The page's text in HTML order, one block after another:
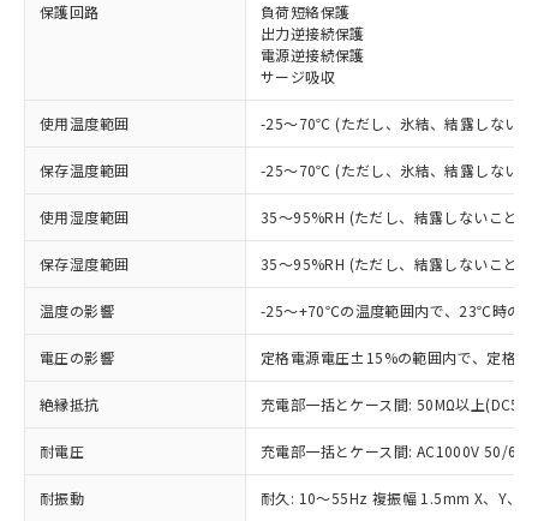
保護回路
負荷短絡保護
出力逆接続保護
電源逆接続保護
サージ吸収
使用温度範囲 -25～70℃ (ただし、氷結、結露しないこ
保存温度範囲 -25～70℃ (ただし、氷結、結露しないこ
使用湿度範囲 35～95%RH (ただし、結露しないこと)
保存湿度範囲 35～95%RH (ただし、結露しないこと)
温度の影響 -25～+70℃の温度範囲内で、23℃時の
電圧の影響 定格電源電圧±15%の範囲内で、定格
絶縁抵抗 充電部一括とケース間: 50MΩ以上
耐電圧 充電部一括とケース間: AC1000V 50/
耐振動 耐久: 10～55Hz 複振幅 1.5mm X、Y、Z
ご利用条件
ご利用ください。
本サービスは、当社制御機器事業取扱
商品の当社在庫状況および標準価格
(税抜)を提供させていただくもので
本サービスの対象外となる商品もある
ことをご了承ください。
在庫状況および標準価格照会結果は、
※1 対応状況
対応済み：EU RoHS指令（10物質）の
非含有に対応した製品が提供可能な商品で
す。
有に対応した製品に切り替える予定のある
商品です。
対応予定なし：EU RoHS指令（10物質）の
非含有に非対応の商品で、対応品を出す予
調査・確認中：EU RoHS指令（10物質）の
非含有の対応状況を調査中または確認中の
商品です。
非該当品：ライセンス料など無形物で、有
害物質有無と関係のない商品です。
仕入先様の事情により、非含有部品として
いたものが、含有品と判明した場合などや
※1 中国RoHS○×表
「○」：最大均質材料含有率が中国RoHSの
基準値以下であることを示します。
「×」：最大均質材料含有率が中国RoHSの
基準値を超えていることを示します。
「－」：未確認です。当社販売部門へお問
当社は、これら貴社製品のうち、外国
為替および外国貿易法に定める商品